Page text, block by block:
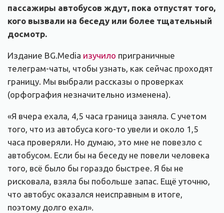
пассажиры автобусов ждут, пока отпустят того,
кого вызвали на беседу или более тщательный
досмотр.
Издание BG.Media изучило приграничные
телеграм-чаты, чтобы узнать, как сейчас проходят
границу. Мы выбрали рассказы о проверках
(орфография незначительно изменена).
«Я вчера ехала, 4,5 часа граница заняла. С учетом
того, что из автобуса кого-то увели и около 1,5
часа проверяли. Но думаю, это мне не повезло с
автобусом. Если бы на беседу не повели человека
того, всё было бы гораздо быстрее. Я бы не
рисковала, взяла бы побольше запас. Ещё уточню,
что автобус оказался неисправным в итоге,
поэтому долго ехал».